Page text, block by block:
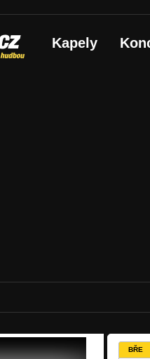
Kapely
BŘE